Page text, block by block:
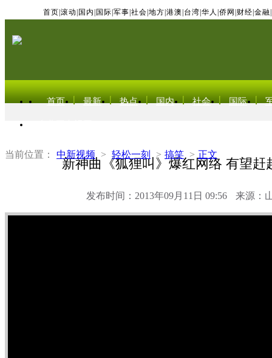
首页 滚动 国内 国际 军事 社会 地方 港澳 台湾 华人 侨网 财经 金融
首页 最新 热点 国内 社会 国际
当前位置： 中新视频 > 轻松一刻 > 搞笑 > 正文
新神曲《狐狸叫》爆红网络 有望赶
发布时间：2013年09月11日 09:56 来源：